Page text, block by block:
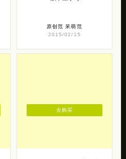
原创范 呆萌范
2015/02/15
去购买